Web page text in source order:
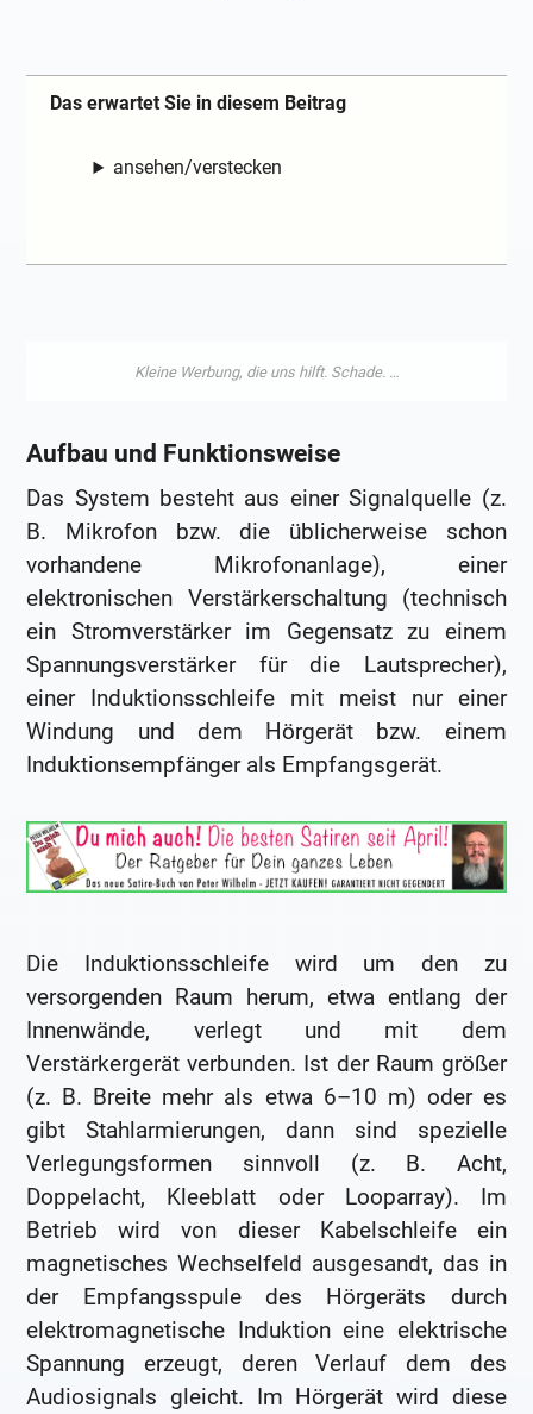
Das erwartet Sie in diesem Beitrag
ansehen/verstecken
Aufbau und Funktionsweise
Das System besteht aus einer Signalquelle (z.
B. Mikrofon bzw. die üblicherweise schon
vorhandene Mikrofonanlage), einer
elektronischen Verstärkerschaltung (technisch
ein Stromverstärker im Gegensatz zu einem
Spannungsverstärker für die Lautsprecher),
einer Induktionsschleife mit meist nur einer
Windung und dem Hörgerät bzw. einem
Induktionsempfänger als Empfangsgerät.
Die Induktionsschleife wird um den zu
versorgenden Raum herum, etwa entlang der
Innenwände, verlegt und mit dem
Verstärkergerät verbunden. Ist der Raum größer
(z. B. Breite mehr als etwa 6–10 m) oder es
gibt Stahlarmierungen, dann sind spezielle
Verlegungsformen sinnvoll (z. B. Acht,
Doppelacht, Kleeblatt oder Looparray). Im
Betrieb wird von dieser Kabelschleife ein
magnetisches Wechselfeld ausgesandt, das in
der Empfangsspule des Hörgeräts durch
elektromagnetische Induktion eine elektrische
Spannung erzeugt, deren Verlauf dem des
Audiosignals gleicht. Im Hörgerät wird diese